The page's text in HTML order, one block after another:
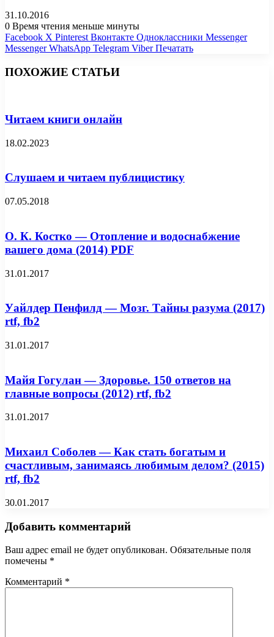
31.10.2016
0 Время чтения меньше минуты
Facebook X Pinterest Вконтакте Одноклассники Messenger
Messenger WhatsApp Telegram Viber Печатать
ПОХОЖИЕ СТАТЬИ
Читаем книги онлайн
18.02.2023
Слушаем и читаем публицистику
07.05.2018
О. К. Костко — Отопление и водоснабжение
вашего дома (2014) PDF
31.01.2017
Уайлдер Пенфилд — Мозг. Тайны разума (2017)
rtf, fb2
31.01.2017
Майя Гогулан — Здоровье. 150 ответов на
главные вопросы (2012) rtf, fb2
31.01.2017
Михаил Соболев — Как стать богатым и
счастливым, занимаясь любимым делом? (2015)
rtf, fb2
30.01.2017
Добавить комментарий
Ваш адрес email не будет опубликован. Обязательные поля
помечены *
Комментарий *